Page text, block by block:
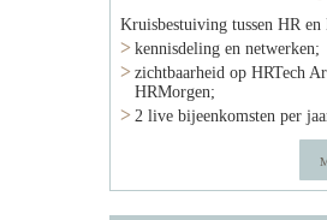
Kruisbestuiving tussen HR en
kennisdeling en netwerken;
zichtbaarheid op HRTech
HRMorgen;
2 live bijeenkomsten per